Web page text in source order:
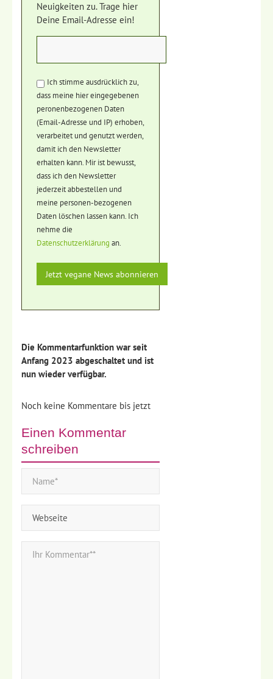
Neuigkeiten zu. Trage hier
Deine Email-Adresse ein!
Ich stimme ausdrücklich zu,
dass meine hier eingegebenen
peronenbezogenen Daten
(Email-Adresse und IP) erhoben,
verarbeitet und genutzt werden,
damit ich den Newsletter
erhalten kann. Mir ist bewusst,
dass ich den Newsletter
jederzeit abbestellen und
meine personen-bezogenen
Daten löschen lassen kann. Ich
nehme die
Datenschutzerklärung an.
Die Kommentarfunktion war seit
Anfang 2023 abgeschaltet und ist
nun wieder verfügbar.
Noch keine Kommentare bis jetzt
Einen Kommentar
schreiben